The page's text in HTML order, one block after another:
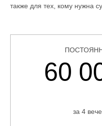
также для тех, кому нужна
60
за 4